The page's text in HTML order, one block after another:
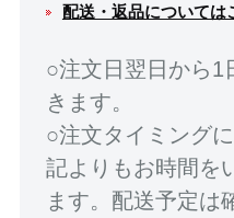
配送・返品については
○注文日翌日から1
きます。
○注文タイミング
記よりもお時間を
ます。配送予定は